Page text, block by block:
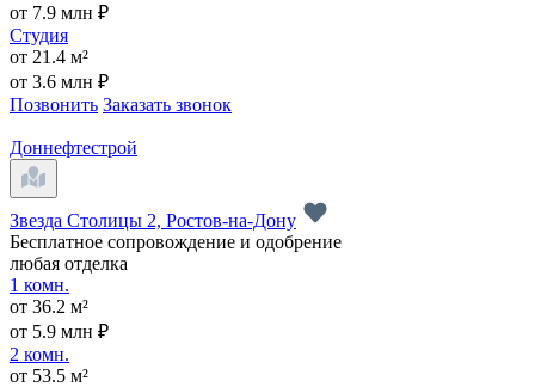
от 7.9 млн ₽
Студия
от 21.4 м²
от 3.6 млн ₽
Позвонить Заказать звонок
Доннефтестрой
Звезда Столицы 2, Ростов-на-Дону
Бесплатное сопровождение и одобрение
любая отделка
1 комн.
от 36.2 м²
от 5.9 млн ₽
2 комн.
от 53.5 м²